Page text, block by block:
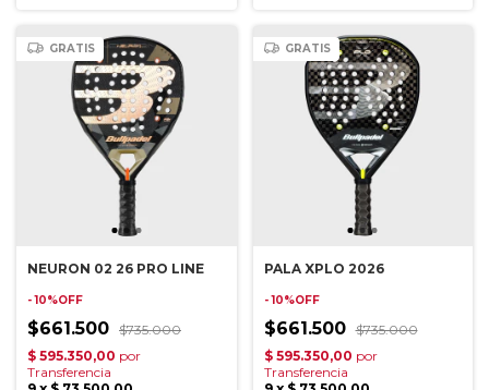
GRATIS
NEURON 02 26 PRO LINE
- 10%OFF
$661.500 $735.000
GRATIS
PALA XPLO 2026
- 10%OFF
$661.500 $735.000